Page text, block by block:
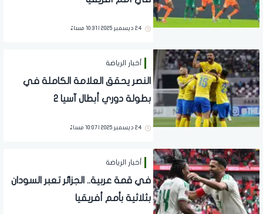
24 ديسمبر 2025 | 10:31 مساءً
أخبار الرياضة
النصر يحقق العلامة الكاملة في
بطولة دوري أبطال آسيا 2
24 ديسمبر 2025 | 10:07 مساءً
أخبار الرياضة
في قمة عربية.. الجزائر تعبر السودان
بثلاثية بأمم أفريقيا